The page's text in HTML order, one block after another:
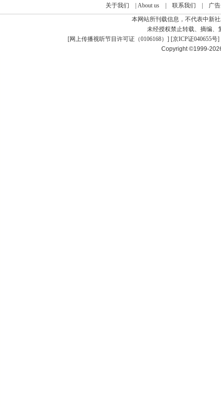
关于我们 About us| 联系我们
广
本网站所刊载信息，不代表中新
未经授权禁止转载、摘编、
[网上传播视听节目许可证（0106168） ] [京ICP证040655号]
Copyright ©1999-